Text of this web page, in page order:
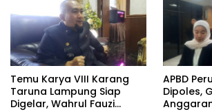
Temu Karya VIII Karang
Taruna Lampung Siap
Digelar, Wahrul Fauzi
APBD
Dipoles,